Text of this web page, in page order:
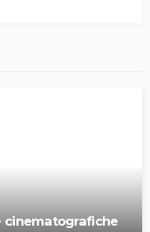
cinematografiche